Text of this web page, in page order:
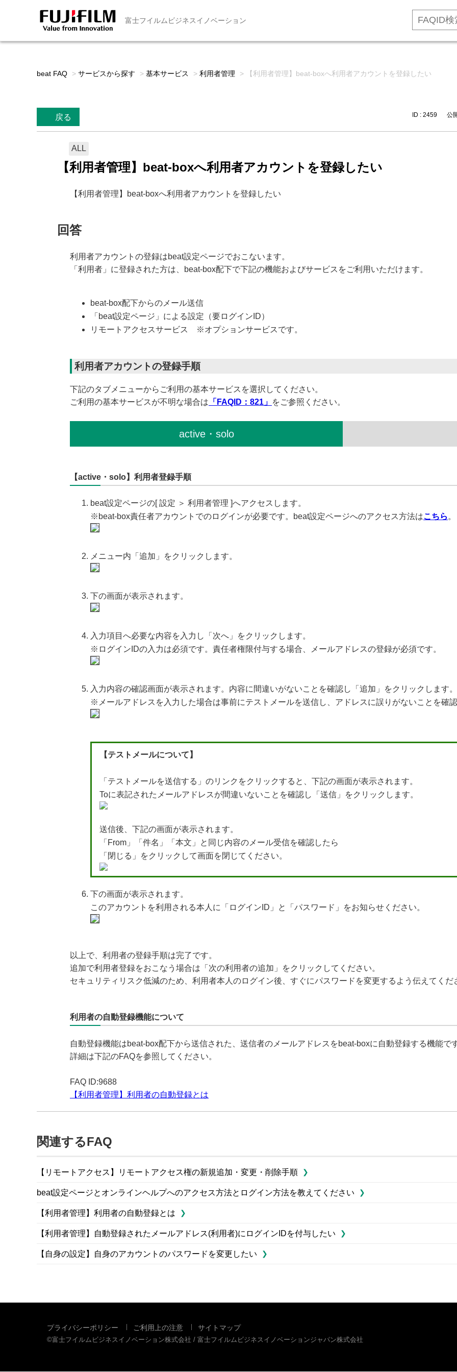
富士フイルムビジネスイノベーション
beat FAQ > サービスから探す > 基本サービス > 利用者管理 > 【利用者管理】beat-boxへ利用者アカウントを登録したい
戻る ID : 2459 公
ALL
【利用者管理】beat-boxへ利用者アカウントを登録したい
【利用者管理】beat-boxへ利用者アカウントを登録したい
回答
利用者アカウントの登録はbeat設定ページでおこないます。
「利用者」に登録された方は、beat-box配下で下記の機能およびサービスをご利用いただけます。
beat-box配下からのメール送信
「beat設定ページ」による設定（要ログインID）
リモートアクセスサービス ※オプションサービスです。
利用者アカウントの登録手順
下記のタブメニューからご利用の基本サービスを選択してください。
ご利用の基本サービスが不明な場合は 「FAQID：821」 をご参照ください。
active・solo
【active・solo】利用者登録手順
beat設定ページの[ 設定 ＞ 利用者管理 ]へアクセスします。
※beat-box責任者アカウントでのログインが必要です。beat設定ページへのアクセス方法はこちら 。
メニュー内「追加」をクリックします。
下の画面が表示されます。
入力項目へ必要な内容を入力し「次へ」をクリックします。
※ログインIDの入力は必須です。責任者権限付与する場合、メールアドレスの登録が必須です。
入力内容の確認画面が表示されます。内容に間違いがないことを確認し「追加」をクリックします。
※メールアドレスを入力した場合は事前にテストメールを送信し、アドレスに誤りがないことを確認
【テストメールについて】
「テストメールを送信する」のリンクをクリックすると、下記の画面が表示されます。
Toに表記されたメールアドレスが間違いないことを確認し「送信」をクリックします。
送信後、下記の画面が表示されます。
「From」「件名」「本文」と同じ内容のメール受信を確認したら
「閉じる」をクリックして画面を閉じてください。
下の画面が表示されます。
このアカウントを利用される本人に「ログインID」と「パスワード」をお知らせください。
以上で、利用者の登録手順は完了です。
追加で利用者登録をおこなう場合は「次の利用者の追加」をクリックしてください。
セキュリティリスク低減のため、利用者本人のログイン後、すぐにパスワードを変更するよう伝えてくだ
利用者の自動登録機能について
自動登録機能はbeat-box配下から送信された、送信者のメールアドレスをbeat-boxに自動登録する機能です
詳細は下記のFAQを参照してください。
FAQ ID:9688
【利用者管理】利用者の自動登録とは
関連するFAQ
【リモートアクセス】リモートアクセス権の新規追加・変更・削除手順
beat設定ページとオンラインヘルプへのアクセス方法とログイン方法を教えてください
【利用者管理】利用者の自動登録とは
【利用者管理】自動登録されたメールアドレス(利用者)にログインIDを付与したい
【自身の設定】自身のアカウントのパスワードを変更したい
プライバシーポリシー ご利用上の注意 サイトマップ
©富士フイルムビジネスイノベーション株式会社 / 富士フイルムビジネスイノベーションジャパン株式会社